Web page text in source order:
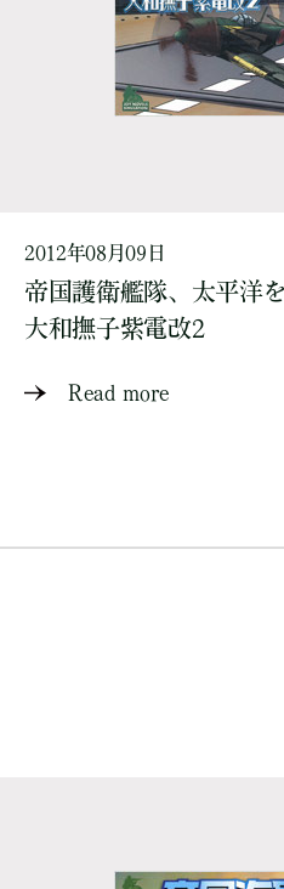
2012年08月09日
帝国護衛艦隊、太平洋
大和撫子紫電改2
Read more